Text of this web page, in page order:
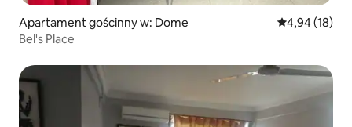
Apartament gościnny w: Dome Średnia
4,94 (18)
Bel's Place